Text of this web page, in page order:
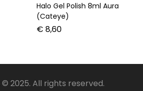
Halo Gel Polish 8ml Aura
(Cateye)
€ 8,60
2025. All rights reserved.